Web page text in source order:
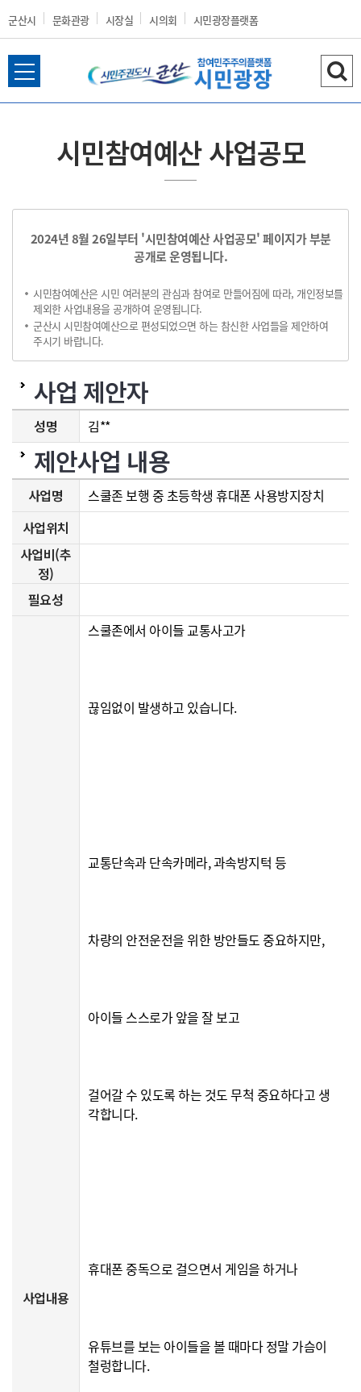
군산시 문화관광 시장실 시의회 시민광장플랫폼
군
산
시
홈
으
로
이
전
체
검
색
시민참여예산 사업공모
2024년 8월 26일부터 '시민참여예산 사업공모' 페이지가 부분
공개로 운영됩니다.
시민참여예산은 시민 여러분의 관심과 참여로 만들어짐에 따라, 개인정보를
제외한 사업내용을 공개하여 운영됩니다.
군산시 시민참여예산으로 편성되었으면 하는 참신한 사업들을 제안하여
주시기 바랍니다.
사업 제안자
성명 김**
제안사업 내용
사업명
스쿨존 보행 중 초등학생 휴대폰 사용방지장치
사업위치
사업비(추
정)
필요성
사업내용
스쿨존에서 아이들 교통사고가
끊임없이 발생하고 있습니다.
교통단속과 단속카메라, 과속방지턱 등
차량의 안전운전을 위한 방안들도 중요하지만,
아이들 스스로가 앞을 잘 보고
걸어갈 수 있도록 하는 것도 무척 중요하다고 생
각합니다.
휴대폰 중독으로 걸으면서 게임을 하거나
유튜브를 보는 아이들을 볼 때마다 정말 가슴이
철렁합니다.